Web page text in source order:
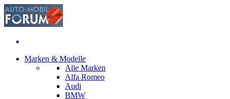
Marken & Modelle
Alle Marken
Alfa Romeo
Audi
BMW